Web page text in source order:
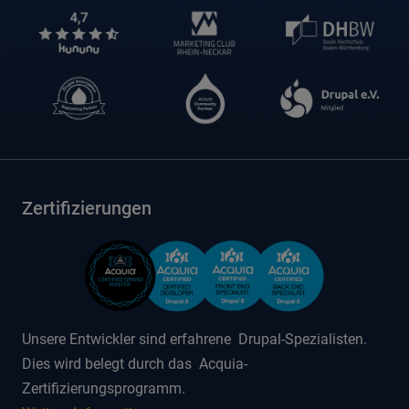
Zertifizierungen
Unsere Entwickler sind erfahrene Drupal-Spezialisten.
Dies wird belegt durch das Acquia-
Zertifizierungsprogramm.